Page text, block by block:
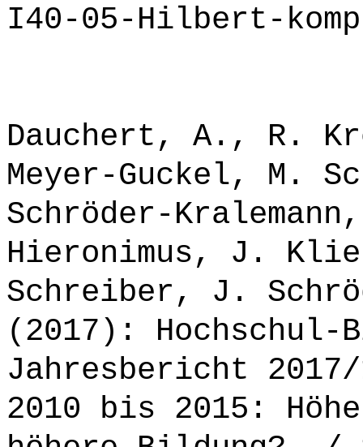
I40-05-Hilbert-
Dauchert, A., R.
Meyer-Guckel, M.
Schröder-
Hieronimus, J.
Schreiber, J.
(2017): Hochschul-
Jahresbericht
2010 bis 2015: